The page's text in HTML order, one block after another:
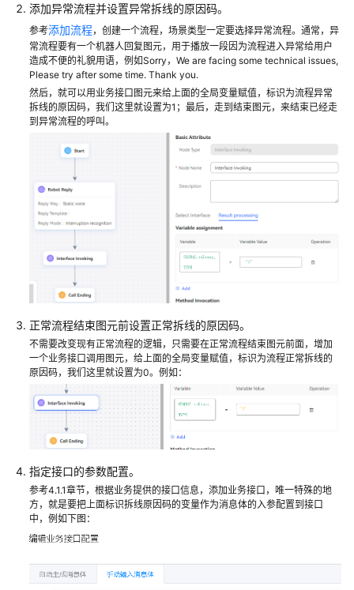
指
南
认
识
您
的
间
配
置
员
中
用
人
工
服
务
配
移
动
客
服
配
置
添加异常流程并设置异常拆线的原因码。
参考添加流程，创建一个流程，场景类型一定要选择异常流程。通常，异
常流程要有一个机器人回复图元，用于播放一段因为流程进入异常给用户
造成不便的礼貌用语，例如Sorry，We are facing some technical issues,
Please try after some time. Thank you.
然后，就可以用业务接口图元来给上面的全局变量赋值，标识为流程异常
拆线的原因码，我们这里就设置为1；最后，走到结束图元，来结束已经走
到异常流程的呼叫。
正常流程结束图元前设置正常拆线的原因码。
不需要改变现有正常流程的逻辑，只需要在正常流程结束图元前面，增加
一个业务接口调用图元，给上面的全局变量赋值，标识为流程正常拆线的
原因码，我们这里就设置为0。例如：
指定接口的参数配置。
参考4.1.1章节，根据业务提供的接口信息，添加业务接口，唯一特殊的地
方，就是要把上面标识拆线原因码的变量作为消息体的入参配置到接口
中，例如下图：